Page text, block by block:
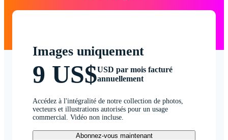
Images uniquement
9 US$USD par mois facturé
annuellement
Accédez à l'intégralité de notre collection de photos,
vecteurs et illustrations autorisés pour un usage
commercial. Vidéo non incluse.
Abonnez-vous maintenant